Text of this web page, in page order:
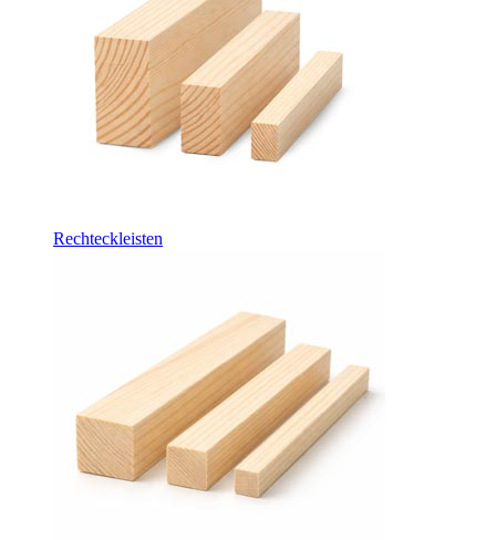
Rechteckleisten